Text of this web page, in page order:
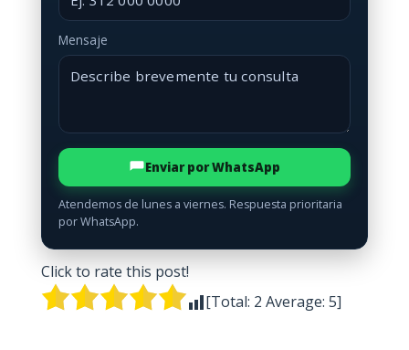
Mensaje
Enviar por WhatsApp
Atendemos de lunes a viernes. Respuesta prioritaria
por WhatsApp.
Click to rate this post!
[Total: 2 Average: 5]